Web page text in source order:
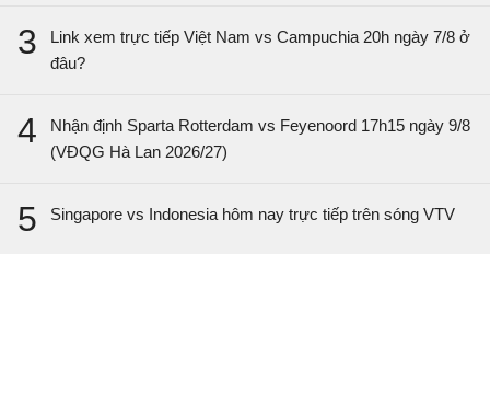
VĐQG Argentina, Hôm nay - 10/08
San Lorenzo de
0 - 2 CA Huracan
3
Link xem trực tiếp Việt Nam vs Campuchia 20h ngày 7/8 ở
đâu?
4
Nhận định Sparta Rotterdam vs Feyenoord 17h15 ngày 9/8
(VĐQG Hà Lan 2026/27)
5 Singapore vs Indonesia hôm nay trực tiếp trên sóng VTV